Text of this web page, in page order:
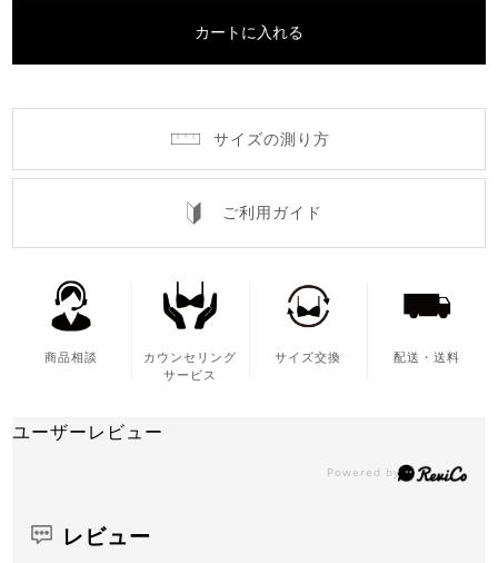
カートに入れる
サイズの測り方
ご利用ガイド
商品相談
カウンセリング
サービス
サイズ交換 配送・送料
ユーザーレビュー
レビュー